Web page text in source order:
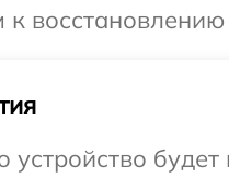
к восстановлению
устройство